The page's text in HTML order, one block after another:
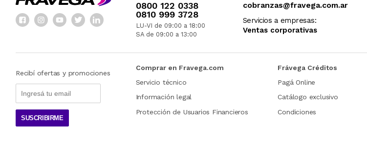
0800 122 0338
0810 999 3728
LU-VI de 09:00 a 18:00
SA de 09:00 a 13:00
cobranzas@fravega.com.ar
Servicios a empresas:
Ventas corporativas
Recibí ofertas y promociones
SUSCRIBIRME
Comprar en Fravega.com
Servicio técnico
Información legal
Protección de Usuarios Financieros
Frávega Créditos
Pagá Online
Catálogo exclusivo
Condiciones